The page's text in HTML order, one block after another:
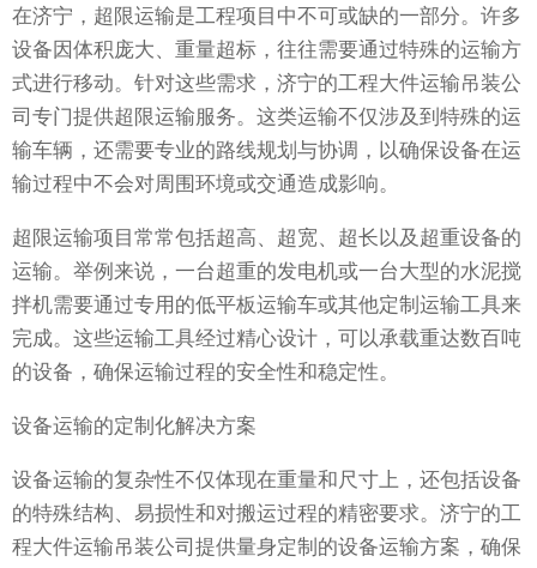
在济宁，超限运输是工程项目中不可或缺的一部分。许多
设备因体积庞大、重量超标，往往需要通过特殊的运输方
式进行移动。针对这些需求，济宁的工程大件运输吊装公
司专门提供超限运输服务。这类运输不仅涉及到特殊的运
输车辆，还需要专业的路线规划与协调，以确保设备在运
输过程中不会对周围环境或交通造成影响。
超限运输项目常常包括超高、超宽、超长以及超重设备的
运输。举例来说，一台超重的发电机或一台大型的水泥搅
拌机需要通过专用的低平板运输车或其他定制运输工具来
完成。这些运输工具经过精心设计，可以承载重达数百吨
的设备，确保运输过程的安全性和稳定性。
设备运输的定制化解决方案
设备运输的复杂性不仅体现在重量和尺寸上，还包括设备
的特殊结构、易损性和对搬运过程的精密要求。济宁的工
程大件运输吊装公司提供量身定制的设备运输方案，确保